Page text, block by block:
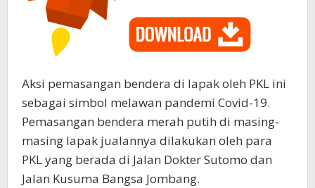
Aksi pemasangan bendera di lapak oleh PKL ini
sebagai simbol melawan pandemi Covid-19.
Pemasangan bendera merah putih di masing-
masing lapak jualannya dilakukan oleh para
PKL yang berada di Jalan Dokter Sutomo dan
Jalan Kusuma Bangsa Jombang.